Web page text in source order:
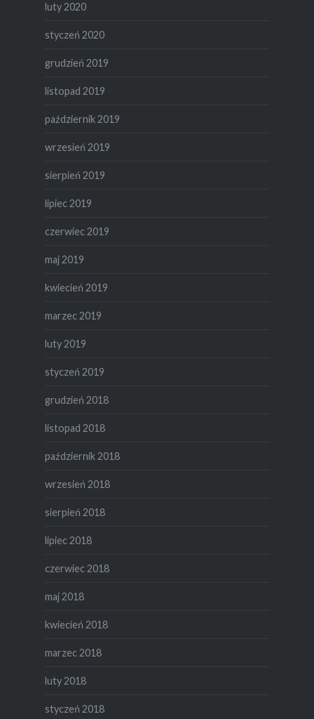
luty 2020
styczeń 2020
grudzień 2019
listopad 2019
październik 2019
wrzesień 2019
sierpień 2019
lipiec 2019
czerwiec 2019
maj 2019
kwiecień 2019
marzec 2019
luty 2019
styczeń 2019
grudzień 2018
listopad 2018
październik 2018
wrzesień 2018
sierpień 2018
lipiec 2018
czerwiec 2018
maj 2018
kwiecień 2018
marzec 2018
luty 2018
styczeń 2018